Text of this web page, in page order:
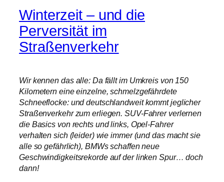
Winterzeit – und die
Perversität im
Straßenverkehr
Wir kennen das alle: Da fällt im Umkreis von 150
Kilometern eine einzelne, schmelzgefährdete
Schneeflocke: und deutschlandweit kommt jeglicher
Straßenverkehr zum erliegen. SUV-Fahrer verlernen
die Basics von rechts und links, Opel-Fahrer
verhalten sich (leider) wie immer (und das macht sie
alle so gefährlich), BMWs schaffen neue
Geschwindigkeitsrekorde auf der linken Spur… doch
dann!